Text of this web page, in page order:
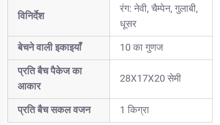
विनिर्देश
रंग: नेवी, चैम्पेन, गुलाबी,
धूसर
बेचने वाली इकाइयाँ
10 का गुणज
प्रति बैच पैकेज का
आकार
28X17X20 सेमी
प्रति बैच सकल वजन 1 किग्रा